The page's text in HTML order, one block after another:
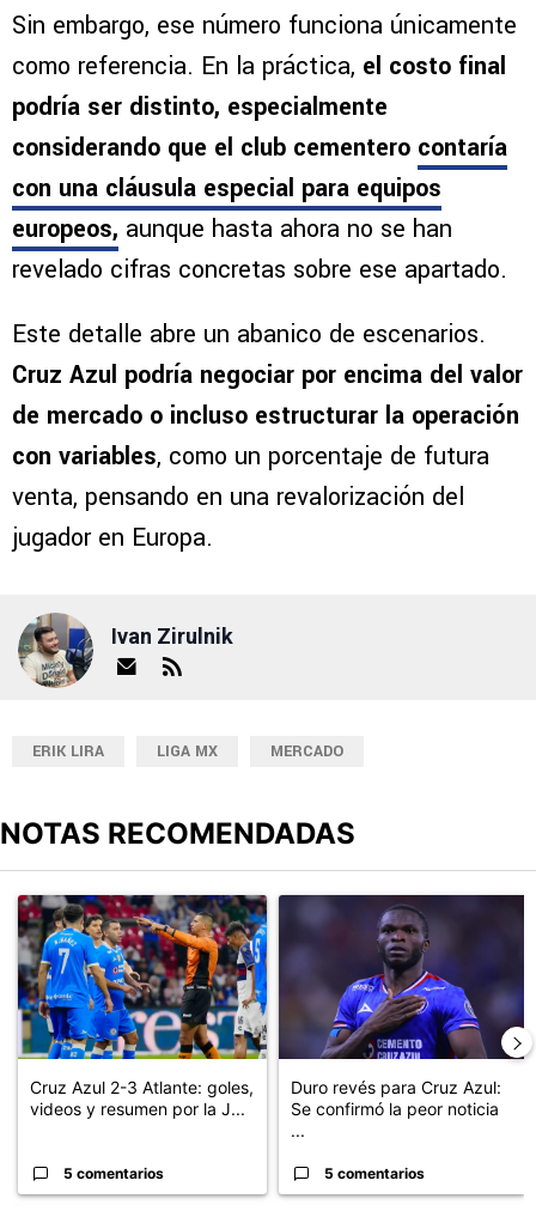
Sin embargo, ese número funciona únicamente
como referencia. En la práctica, el costo final
podría ser distinto, especialmente
considerando que el club cementero contaría
con una cláusula especial para equipos
europeos, aunque hasta ahora no se han
revelado cifras concretas sobre ese apartado.
Este detalle abre un abanico de escenarios.
Cruz Azul podría negociar por encima del valor
de mercado o incluso estructurar la operación
con variables, como un porcentaje de futura
venta, pensando en una revalorización del
jugador en Europa.
Ivan Zirulnik
ERIK LIRA LIGA MX MERCADO
NOTAS RECOMENDADAS
Un artículo de tendencia con el título "Cruz Azul 2-3 Atlante:
Cruz Azul 2-3 Atlante: goles,
videos y resumen por la J...
5 comentarios
Un artículo de tendencia con
Duro revés para Cruz Azul:
Se confirmó la peor noticia
...
5 comentarios